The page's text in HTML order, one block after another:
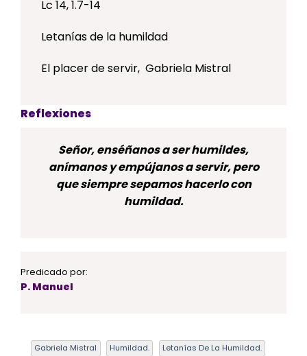
Lc 14, 1.7-14
Letanías de la humildad
El placer de servir, Gabriela Mistral
Reflexiones
Señor, enséñanos a ser humildes,
anímanos y empújanos a servir, pero
que siempre sepamos hacerlo con
humildad.
Predicado por:
P. Manuel
Gabriela Mistral Humildad. Letanías De La Humildad.